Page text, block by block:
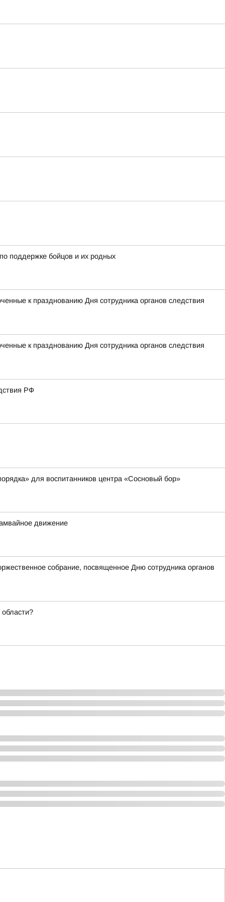
поддержке бойцов и их родных
к празднованию Дня сотрудника органов следствия
к празднованию Дня сотрудника органов следствия
РФ
для воспитанников центра «Сосновый бор»
движение
собрание, посвященное Дню сотрудника органов